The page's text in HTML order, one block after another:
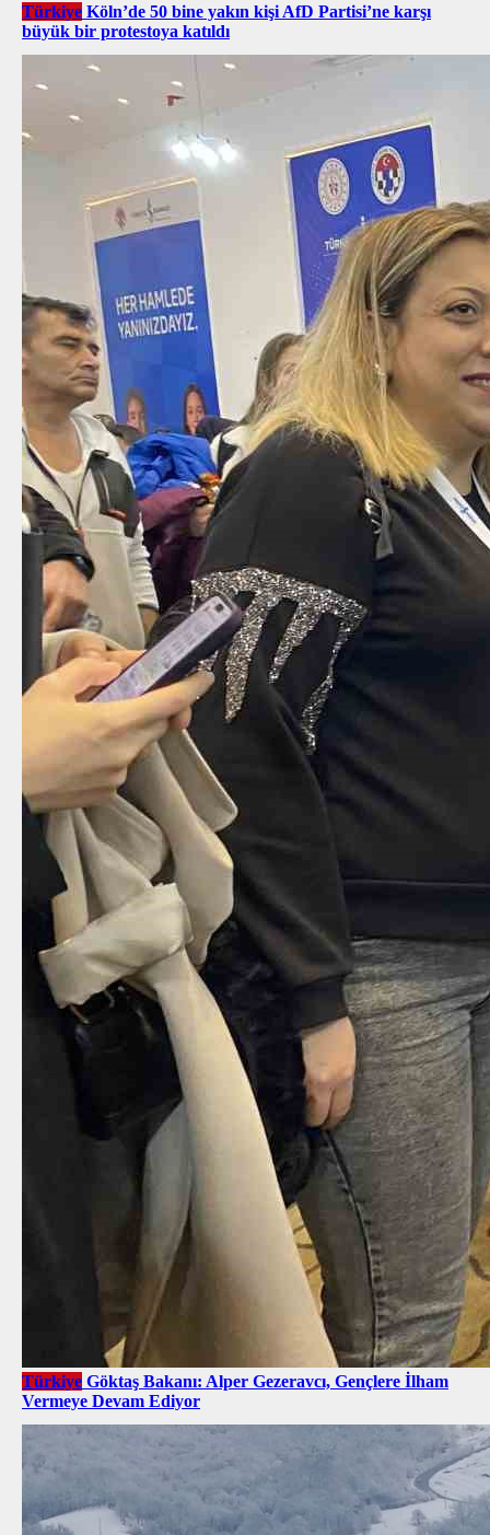
Türkiye Köln’de 50 bine yakın kişi AfD Partisi’ne karşı
büyük bir protestoya katıldı
Türkiye Göktaş Bakanı: Alper Gezeravcı, Gençlere İlham
Vermeye Devam Ediyor